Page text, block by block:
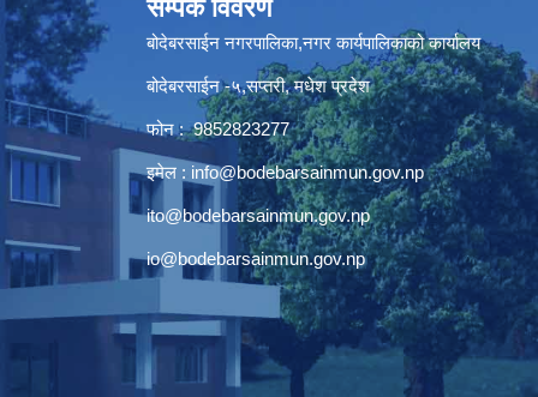
सम्पर्क विवरण
बोदेबरसाईन नगरपालिका,नगर कार्यपालिकाको कार्यालय
बोदेबरसाईन -५,सप्तरी, मधेश प्रदेश
फोन : 9852823277
इमेल : info@bodebarsainmun.gov.np
ito@bodebarsainmun.gov.np
io@bodebarsainmun.gov.np